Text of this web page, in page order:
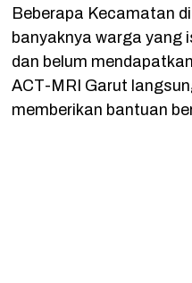
Beberapa Kecamatan
banyaknya warga yang
dan belum
ACT-MRI Garut
memberikan bantuan